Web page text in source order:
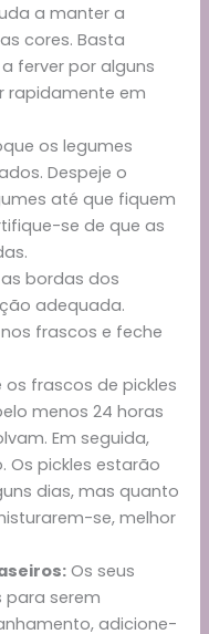
a manter a
cores. Basta
ferver por alguns
rapidamente em
os legumes
Despeje o
até que fiquem
se de que as
bordas dos
adequada.
frascos e feche
os frascos de pickles
menos 24 horas
Em seguida,
Os pickles estarão
dias, mas quanto
se, melhor
Os seus
para serem
adicione-